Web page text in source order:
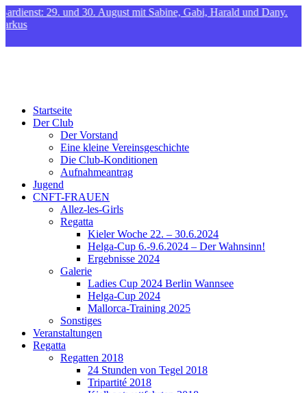
29. und 30. August mit Sabine, Gabi, Harald und Dany.
Startseite
Der Club
Der Vorstand
Eine kleine Vereinsgeschichte
Die Club-Konditionen
Aufnahmeantrag
Jugend
CNFT-FRAUEN
Allez-les-Girls
Regatta
Kieler Woche 22. – 30.6.2024
Helga-Cup 6.-9.6.2024 – Der Wahnsinn!
Ergebnisse 2024
Galerie
Ladies Cup 2024 Berlin Wannsee
Helga-Cup 2024
Mallorca-Training 2025
Sonstiges
Veranstaltungen
Regatta
Regatten 2018
24 Stunden von Tegel 2018
Tripartité 2018